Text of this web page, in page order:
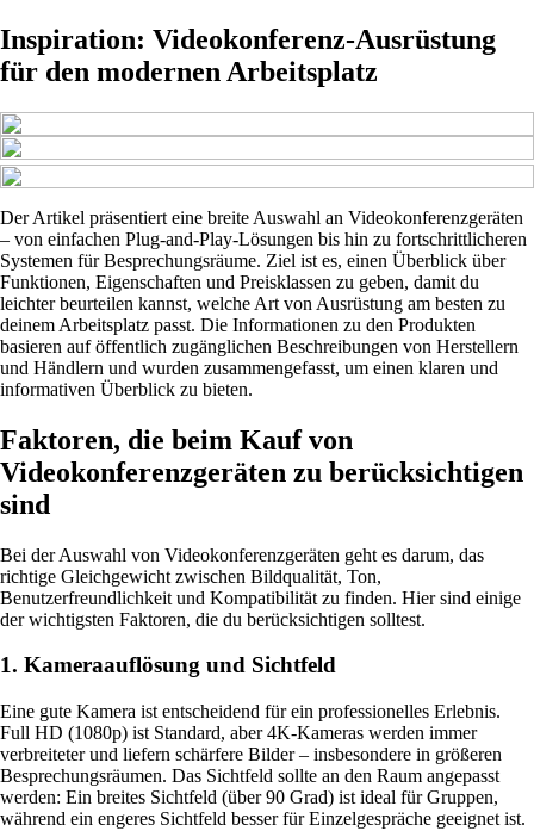
Inspiration: Videokonferenz-Ausrüstung
für den modernen Arbeitsplatz
Der Artikel präsentiert eine breite Auswahl an Videokonferenzgeräten
– von einfachen Plug-and-Play-Lösungen bis hin zu fortschrittlicheren
Systemen für Besprechungsräume. Ziel ist es, einen Überblick über
Funktionen, Eigenschaften und Preisklassen zu geben, damit du
leichter beurteilen kannst, welche Art von Ausrüstung am besten zu
deinem Arbeitsplatz passt. Die Informationen zu den Produkten
basieren auf öffentlich zugänglichen Beschreibungen von Herstellern
und Händlern und wurden zusammengefasst, um einen klaren und
informativen Überblick zu bieten.
Faktoren, die beim Kauf von
Videokonferenzgeräten zu berücksichtigen
sind
Bei der Auswahl von Videokonferenzgeräten geht es darum, das
richtige Gleichgewicht zwischen Bildqualität, Ton,
Benutzerfreundlichkeit und Kompatibilität zu finden. Hier sind einige
der wichtigsten Faktoren, die du berücksichtigen solltest.
1. Kameraauflösung und Sichtfeld
Eine gute Kamera ist entscheidend für ein professionelles Erlebnis.
Full HD (1080p) ist Standard, aber 4K-Kameras werden immer
verbreiteter und liefern schärfere Bilder – insbesondere in größeren
Besprechungsräumen. Das Sichtfeld sollte an den Raum angepasst
werden: Ein breites Sichtfeld (über 90 Grad) ist ideal für Gruppen,
während ein engeres Sichtfeld besser für Einzelgespräche geeignet ist.